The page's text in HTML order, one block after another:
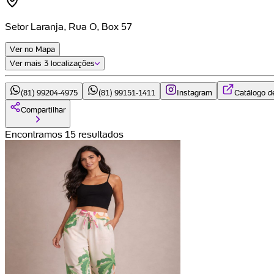
Setor Laranja, Rua O, Box 57
Ver no Mapa
Ver mais 3 localizações
(81) 99204-4975 (81) 99151-1411 Instagram
Catálogo
Compartilhar
Encontramos 15 resultados